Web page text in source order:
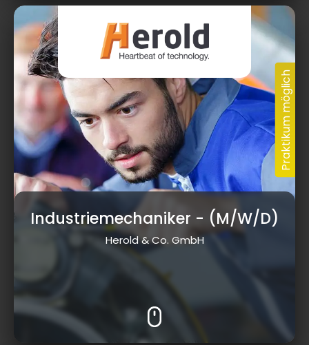
Industriemechaniker - (M/W/D)
Herold & Co. GmbH